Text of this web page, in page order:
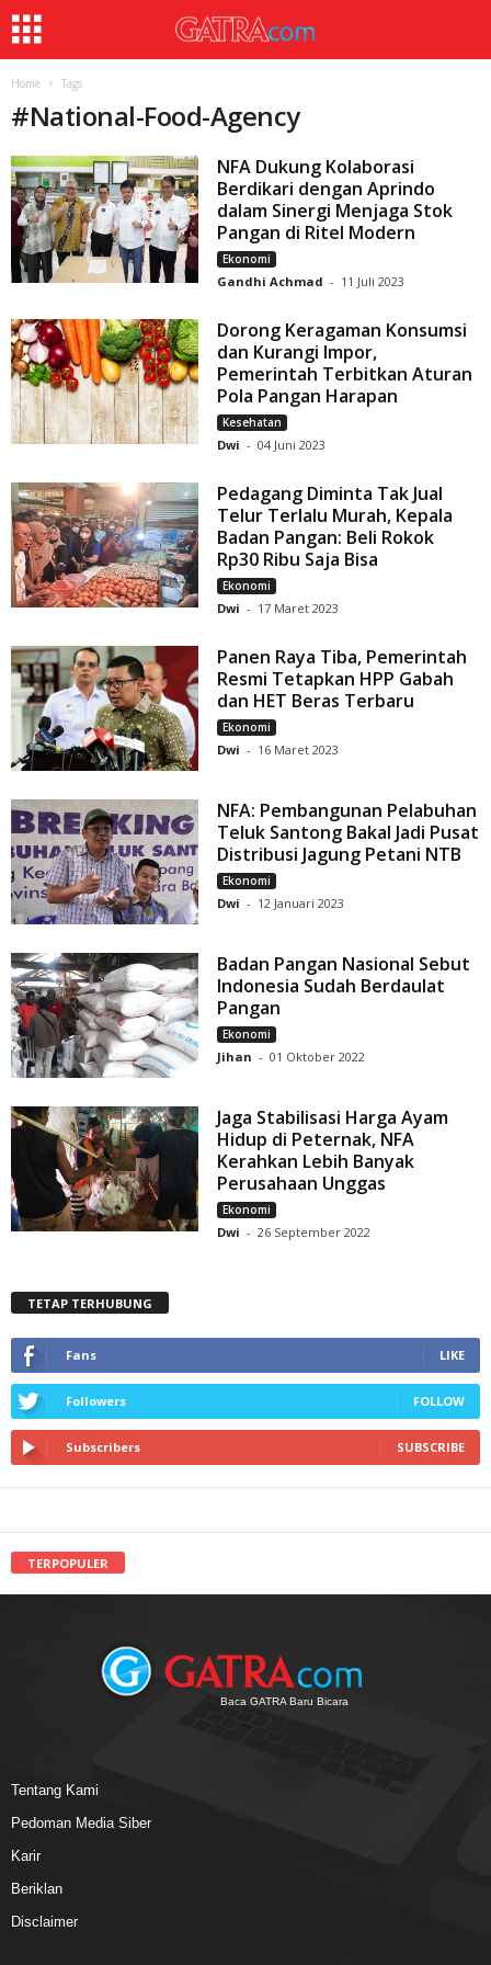
Home Tags
#National-Food-Agency
NFA Dukung Kolaborasi
Berdikari dengan Aprindo
dalam Sinergi Menjaga Stok
Pangan di Ritel Modern
Ekonomi
Gandhi Achmad - 11 Juli 2023
Dorong Keragaman Konsumsi
dan Kurangi Impor,
Pemerintah Terbitkan Aturan
Pola Pangan Harapan
Kesehatan
Dwi - 04 Juni 2023
Pedagang Diminta Tak Jual
Telur Terlalu Murah, Kepala
Badan Pangan: Beli Rokok
Rp30 Ribu Saja Bisa
Ekonomi
Dwi - 17 Maret 2023
Panen Raya Tiba, Pemerintah
Resmi Tetapkan HPP Gabah
dan HET Beras Terbaru
Ekonomi
Dwi - 16 Maret 2023
NFA: Pembangunan Pelabuhan
Teluk Santong Bakal Jadi Pusat
Distribusi Jagung Petani NTB
Ekonomi
Dwi - 12 Januari 2023
Badan Pangan Nasional Sebut
Indonesia Sudah Berdaulat
Pangan
Ekonomi
Jihan - 01 Oktober 2022
Jaga Stabilisasi Harga Ayam
Hidup di Peternak, NFA
Kerahkan Lebih Banyak
Perusahaan Unggas
Ekonomi
Dwi - 26 September 2022
TETAP TERHUBUNG
Fans LIKE
Followers FOLLOW
Subscribers SUBSCRIBE
TERPOPULER
Baca GATRA Baru Bicara
Tentang Kami
Pedoman Media Siber
Karir
Beriklan
Disclaimer